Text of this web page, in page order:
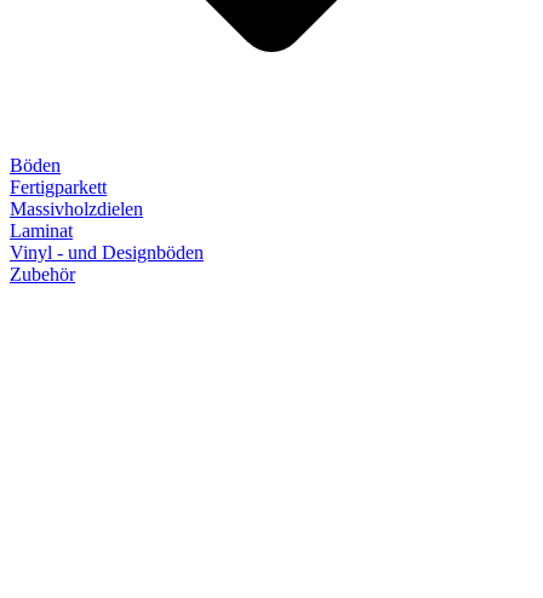
Böden
Fertigparkett
Massivholzdielen
Laminat
Vinyl - und Designböden
Zubehör